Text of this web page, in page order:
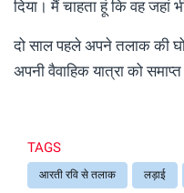
दिया। मैं चाहता हूं कि वह जहां
दो साल पहले अपने तलाक की
अपनी वैवाहिक यात्रा को
TAGS
आरती रवि से तलाक लड़ाई